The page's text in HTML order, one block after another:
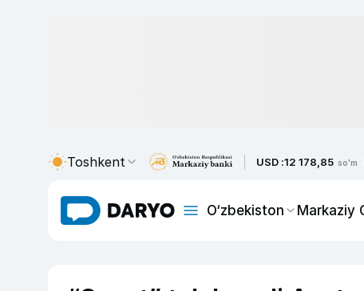
Toshkent USD :12 178,85 so'm
O‘zbekiston Markaziy